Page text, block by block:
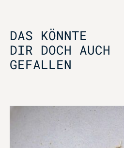
DAS KÖNNTE
DIR DOCH AUCH
GEFALLEN